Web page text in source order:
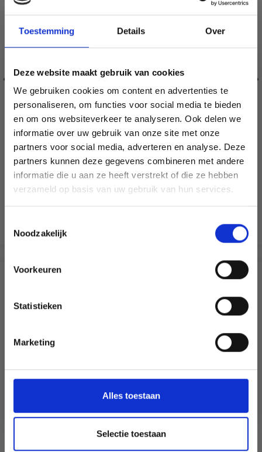
Toestemming Details Over
Deze website maakt gebruik van cookies
We gebruiken cookies om content en advertenties te
personaliseren, om functies voor social media te bieden
en om ons websiteverkeer te analyseren. Ook delen we
informatie over uw gebruik van onze site met onze
partners voor social media, adverteren en analyse. Deze
partners kunnen deze gegevens combineren met andere
informatie die u aan ze heeft verstrekt of die ze hebben
verzameld op basis van uw gebruik van hun services.
Noodzakelijk
Voorkeuren
Statistieken
Marketing
Alles toestaan
Selectie toestaan
TULPEN BORDUURKUSSEN BLAUW-ROOD
EUR 121.60 EUR 151.99
Aanbieding verloopt 12/08/2026
19% korting
Économisez jusqu'à 50 %
Soyez le premier à connaître nos soldes et
Wil je liever nieuws ontvangen over onze
Nederlands?